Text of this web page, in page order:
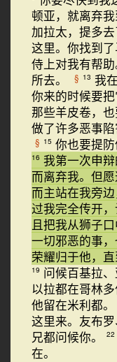
顿亚，就离弃
加拉太，提多去
这里。你找到
侍上对我有帮助
所去。
§ 13 我
你来的时候要
那些羊皮卷，也
做了许多恶事
§ 15 你也要提防
16 我第一次申
而离弃我。但
而主站在我旁
过我完全传开
且把我从狮子口
一切邪恶的事
荣耀归于他，直
19 问候百基拉
以拉都在哥林
他留在米利都。
这里来。友布
兄都问候你。
22
在。